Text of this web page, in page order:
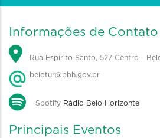
Informações de Contato
Rua Espírito Santo, 527 Centro -
belotur@pbh.gov.br
Spotify Rádio Belo Horizonte
Principais Eventos